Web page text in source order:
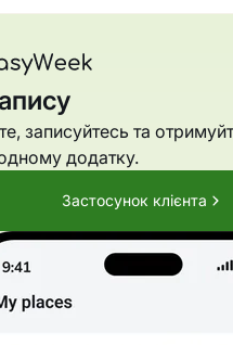
записуйтесь та
додатку.
Застосунок клієнта